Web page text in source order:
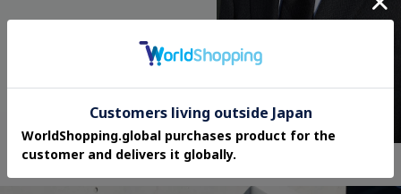
¥99,000
SHOES
¥27,500